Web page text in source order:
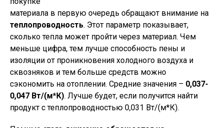
материала в первую очередь обращают внимание на
теплопроводность. Этот параметр показывает,
сколько тепла может пройти через материал. Чем
меньше цифра, тем лучше способность пены и
изоляции от проникновения холодного воздуха и
сквозняков и тем больше средств можно
сэкономить на отоплении. Средние значения – 0,037-
0,047 Вт/(м*К). Лучше будет, если получится найти
продукт с теплопроводностью 0,031 Вт/(м*К).